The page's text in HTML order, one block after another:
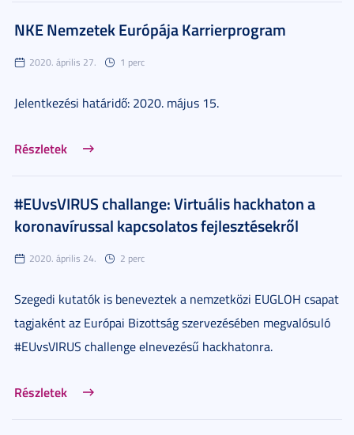
NKE Nemzetek Európája Karrierprogram
2020. április 27. 1 perc
Jelentkezési határidő: 2020. május 15.
Részletek
#EUvsVIRUS challange: Virtuális hackhaton a
koronavírussal kapcsolatos fejlesztésekről
2020. április 24. 2 perc
Szegedi kutatók is beneveztek a nemzetközi EUGLOH csapat
tagjaként az Európai Bizottság szervezésében megvalósuló
#EUvsVIRUS challenge elnevezésű hackhatonra.
Részletek